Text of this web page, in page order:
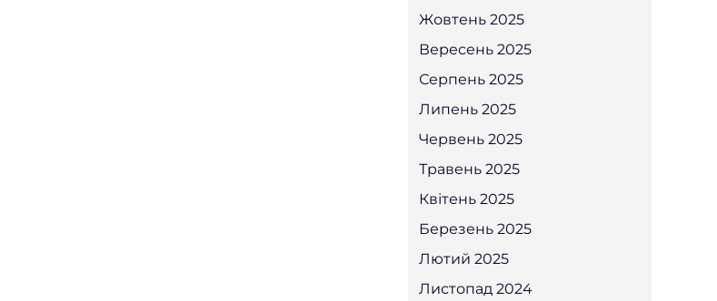
Жовтень 2025
Вересень 2025
Серпень 2025
Липень 2025
Червень 2025
Травень 2025
Квітень 2025
Березень 2025
Лютий 2025
Листопад 2024